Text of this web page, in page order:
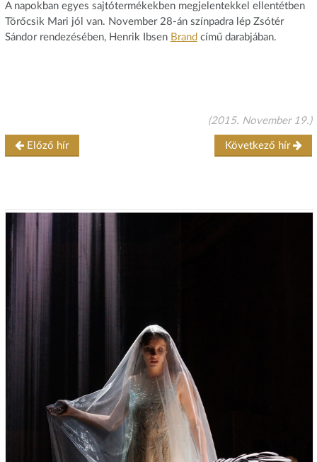
A napokban egyes sajtótermékekben megjelentekkel ellentétben
Törőcsik Mari jól van. November 28-án színpadra lép Zsótér
Sándor rendezésében, Henrik Ibsen Brand című darabjában.
(2015. November 19.)
Előző hír Következő hír